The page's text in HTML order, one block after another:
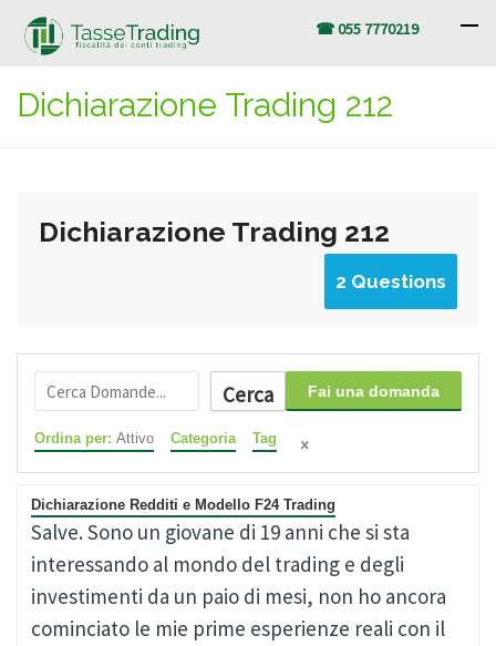
☎ 055 7770219
Dichiarazione Trading 212
Dichiarazione Trading 212
2 Questions
Fai una domanda
Cerca
Ordina per: Attivo Categoria Tag
Dichiarazione Redditi e Modello F24 Trading
Salve. Sono un giovane di 19 anni che si sta
interessando al mondo del trading e degli
investimenti da un paio di mesi, non ho ancora
cominciato le mie prime esperienze reali con il